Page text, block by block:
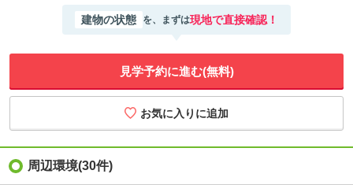
＼弊社には、『きつね隊』・『ゴリラ隊』という無料かけつけサービスの仕
住んでからのお家トラブル、緊急対応も承っております♪
お家のこと、すべて木ノ葉プランニングにお任せください＾＾
建物の状態 を、まずは現地で直接確認！
見学予約に進む(無料)
周辺環境(30件)